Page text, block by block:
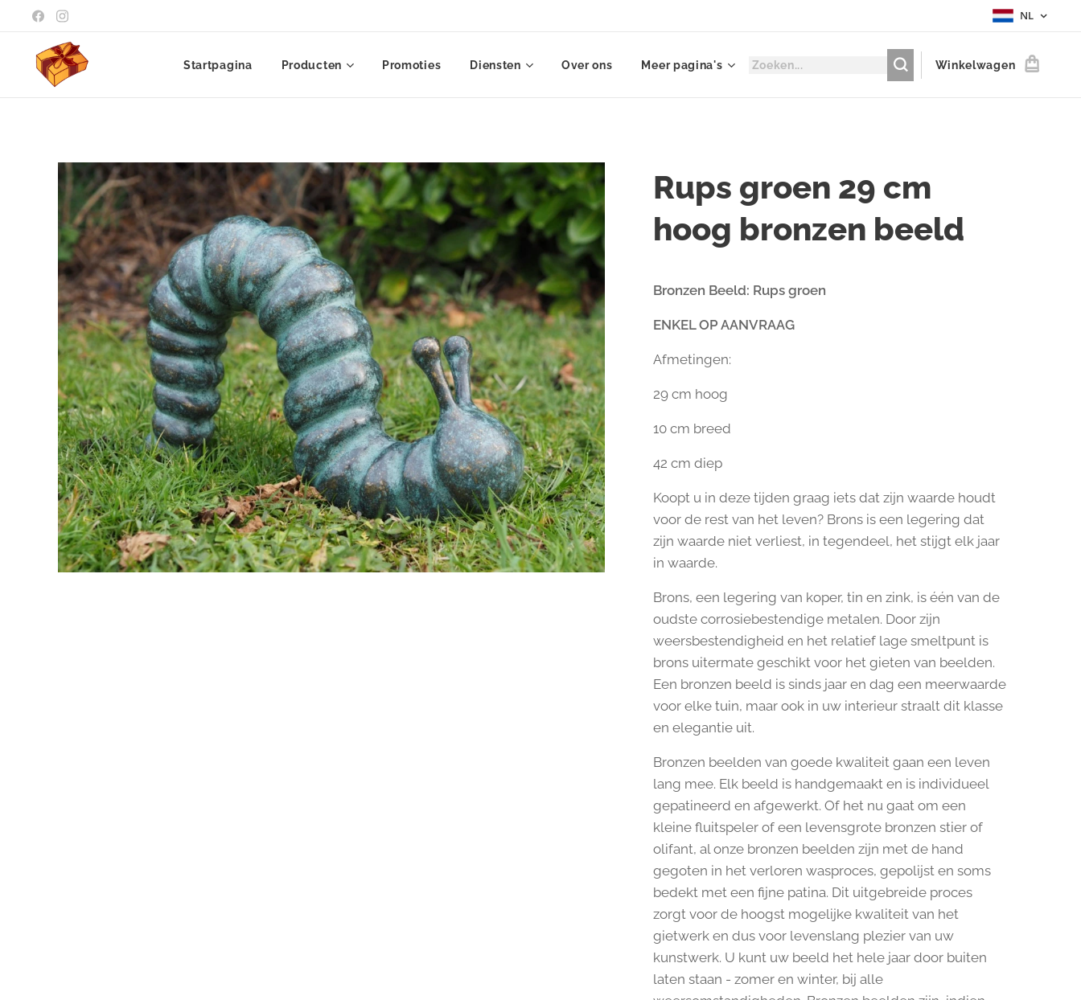
NL
Startpagina Producten Promoties Diensten Over ons Meer pagina's Winkelwagen
Rups groen 29 cm
hoog bronzen beeld
Bronzen Beeld: Rups groen
ENKEL OP AANVRAAG
Afmetingen:
29 cm hoog
10 cm breed
42 cm diep
Koopt u in deze tijden graag iets dat zijn waarde houdt
voor de rest van het leven? Brons is een legering dat
zijn waarde niet verliest, in tegendeel, het stijgt elk jaar
in waarde.
Brons, een legering van koper, tin en zink, is één van de
oudste corrosiebestendige metalen. Door zijn
weersbestendigheid en het relatief lage smeltpunt is
brons uitermate geschikt voor het gieten van beelden.
Een bronzen beeld is sinds jaar en dag een meerwaarde
voor elke tuin, maar ook in uw interieur straalt dit klasse
en elegantie uit.
Bronzen beelden van goede kwaliteit gaan een leven
lang mee. Elk beeld is handgemaakt en is individueel
gepatineerd en afgewerkt. Of het nu gaat om een
kleine fluitspeler of een levensgrote bronzen stier of
olifant, al onze bronzen beelden zijn met de hand
gegoten in het verloren wasproces, gepolijst en soms
bedekt met een fijne patina. Dit uitgebreide proces
zorgt voor de hoogst mogelijke kwaliteit van het
gietwerk en dus voor levenslang plezier van uw
kunstwerk. U kunt uw beeld het hele jaar door buiten
laten staan - zomer en winter, bij alle